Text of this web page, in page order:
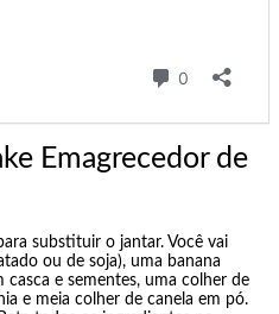
Emagrecedor de
substituir o jantar. Você vai
ou de soja), uma banana
casca e sementes, uma colher de
e meia colher de canela em pó.